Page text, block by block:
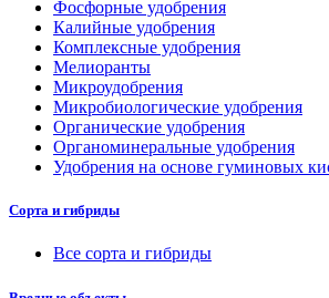
Фосфорные удобрения
Калийные удобрения
Комплексные удобрения
Мелиоранты
Микроудобрения
Микробиологические удобрения
Органические удобрения
Органоминеральные удобрения
Удобрения на основе гуминовых
Сорта и гибриды
Все сорта и гибриды